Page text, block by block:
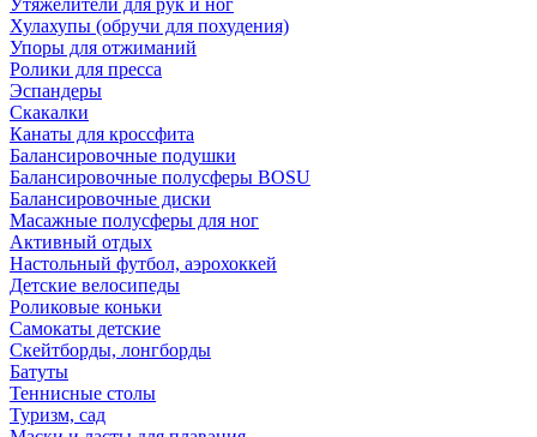
Утяжелители для рук и ног
Хулахупы (обручи для похудения)
Упоры для отжиманий
Ролики для пресса
Эспандеры
Скакалки
Канаты для кроссфита
Балансировочные подушки
Балансировочные полусферы BOSU
Балансировочные диски
Масажные полусферы для ног
Активный отдых
Настольный футбол, аэрохоккей
Детские велосипеды
Роликовые коньки
Самокаты детские
Скейтборды, лонгборды
Батуты
Теннисные столы
Туризм, сад